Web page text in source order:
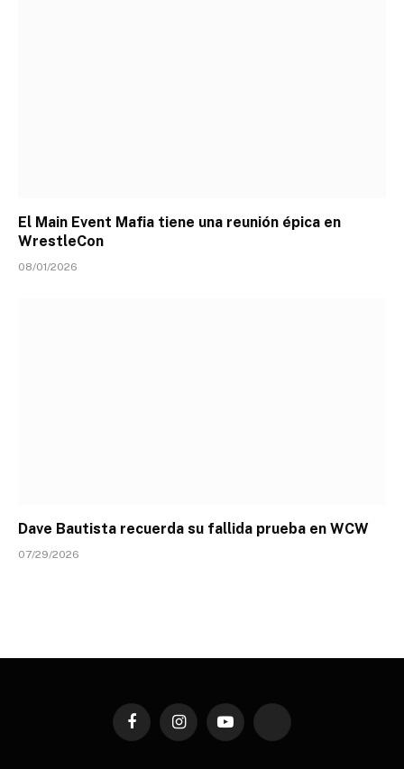
El Main Event Mafia tiene una reunión épica en
WrestleCon
08/01/2026
Dave Bautista recuerda su fallida prueba en WCW
07/29/2026
FacebookInstagramYouTube TikTok